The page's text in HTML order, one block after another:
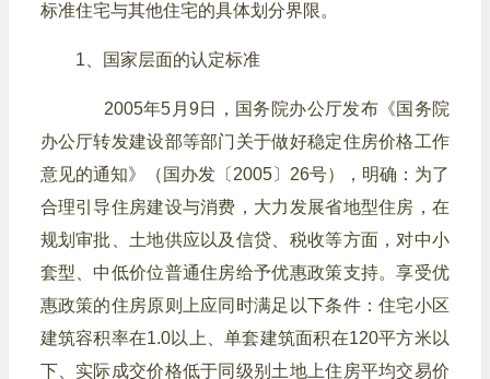
标准住宅与其他住宅的具体划分界限。
1、国家层面的认定标准
2005年5月9日，国务院办公厅发布《国务院
办公厅转发建设部等部门关于做好稳定住房价格工作
意见的通知》（国办发〔2005〕26号），明确：为了
合理引导住房建设与消费，大力发展省地型住房，在
规划审批、土地供应以及信贷、税收等方面，对中小
套型、中低价位普通住房给予优惠政策支持。享受优
惠政策的住房原则上应同时满足以下条件：住宅小区
建筑容积率在1.0以上、单套建筑面积在120平方米以
下、实际成交价格低于同级别土地上住房平均交易价